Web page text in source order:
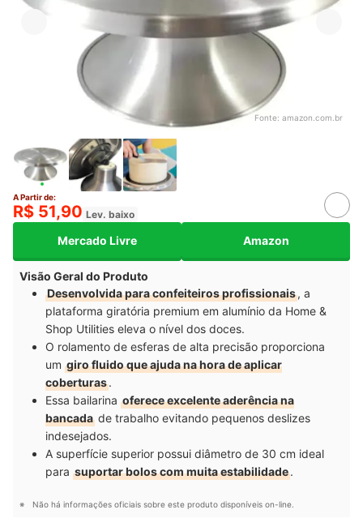
Fonte: amazon.com.br
A Partir de:
R$ 51,90 Lev. baixo
Mercado Livre Amazon
Visão Geral do Produto
Desenvolvida para confeiteiros profissionais, a
plataforma giratória premium em alumínio da Home &
Shop Utilities eleva o nível dos doces.
O rolamento de esferas de alta precisão proporciona
um giro fluido que ajuda na hora de aplicar
coberturas.
Essa bailarina oferece excelente aderência na
bancada de trabalho evitando pequenos deslizes
indesejados.
A superfície superior possui diâmetro de 30 cm ideal
para suportar bolos com muita estabilidade.
Não há informações oficiais sobre este produto disponíveis on-line.